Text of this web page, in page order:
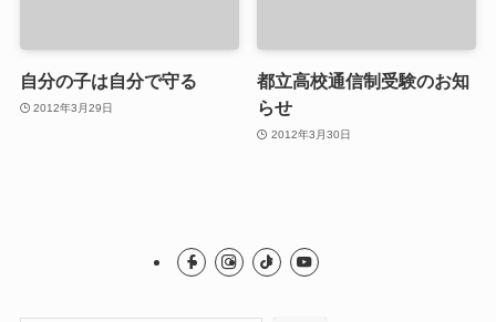
自分の子は自分で守る
2012年3月29日
都立高校通信制受験のお知
らせ
2012年3月30日